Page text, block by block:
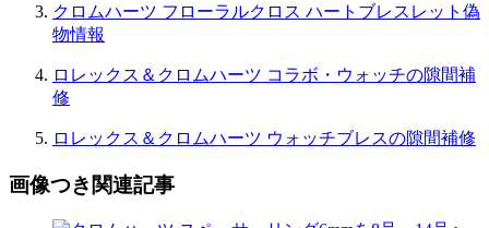
クロムハーツ フローラルクロス ハートブレスレット偽
物情報
ロレックス＆クロムハーツ コラボ・ウォッチの隙間補
修
ロレックス＆クロムハーツ ウォッチブレスの隙間補修
画像つき関連記事